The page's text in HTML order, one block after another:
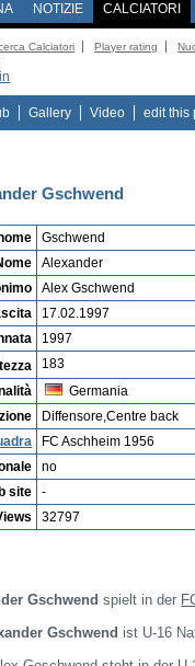
NOTIZIE CALCIATORI
Calciatori Player rating
Gallery Video edit this
Gschwend
Gschwend
Alexander
Alex Gschwend
17.02.1997
1997
183
Germania
Diffensore,Centre back
FC Aschheim 1956
no
site
-
32797
Gschwendspielt in der
Gschwend ist U-16